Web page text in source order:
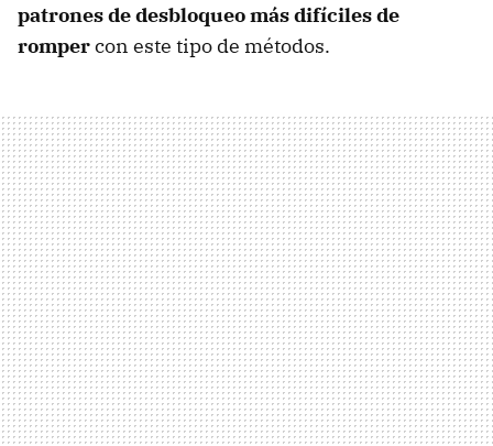
patrones de desbloqueo más difíciles de
rompercon este tipo de métodos.